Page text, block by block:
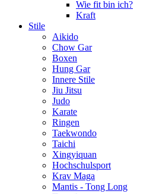
Wie fit bin ich?
Kraft
Stile
Aikido
Chow Gar
Boxen
Hung Gar
Innere Stile
Jiu Jitsu
Judo
Karate
Ringen
Taekwondo
Taichi
Xingyiquan
Hochschulsport
Krav Maga
Mantis - Tong Long